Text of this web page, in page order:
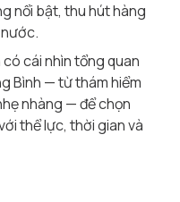
nổi bật, thu hút hàng
cái nhìn tổng quan
Bình — từ thám hiểm
nhàng — để chọn
thể lực, thời gian và